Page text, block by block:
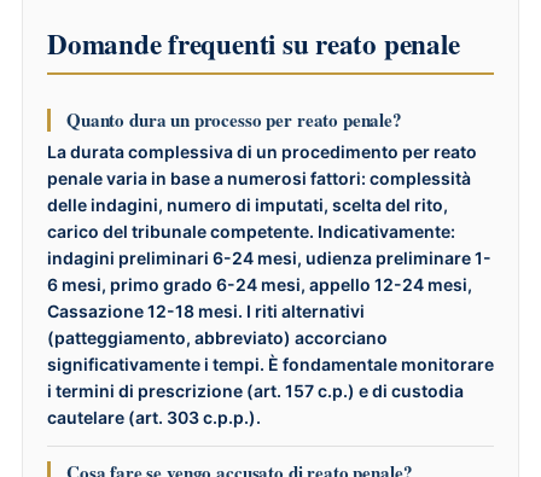
Domande frequenti su reato penale
Quanto dura un processo per reato penale?
La durata complessiva di un procedimento per reato
penale varia in base a numerosi fattori: complessità
delle indagini, numero di imputati, scelta del rito,
carico del tribunale competente. Indicativamente:
indagini preliminari 6-24 mesi, udienza preliminare 1-
6 mesi, primo grado 6-24 mesi, appello 12-24 mesi,
Cassazione 12-18 mesi. I riti alternativi
(patteggiamento, abbreviato) accorciano
significativamente i tempi. È fondamentale monitorare
i termini di prescrizione (art. 157 c.p.) e di custodia
cautelare (art. 303 c.p.p.).